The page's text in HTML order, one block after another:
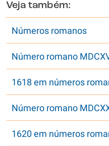
Veja também:
Números romanos
Número romano
1618 em números
Número romano
1620 em números